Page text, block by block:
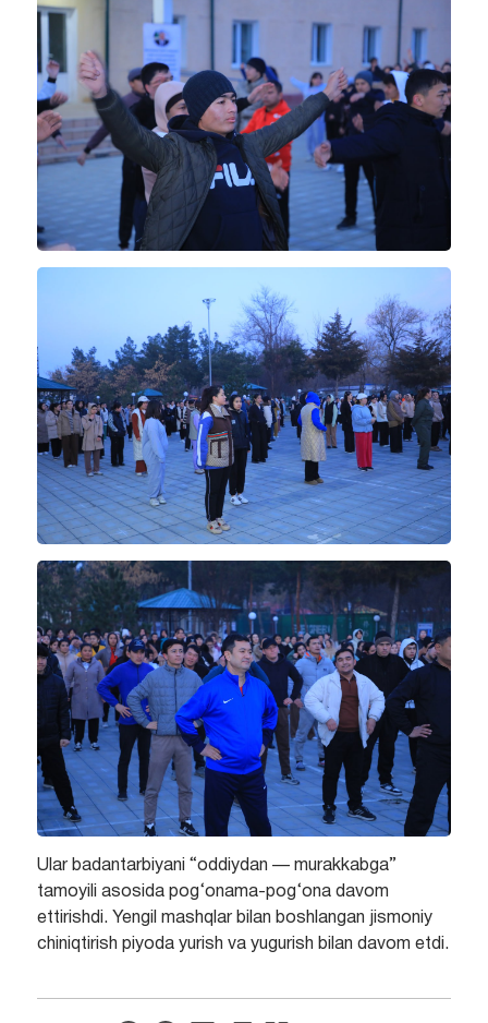
Ular badantarbiyani “oddiydan — murakkabga”
tamoyili asosida pog‘onama-pog‘ona davom
ettirishdi. Yengil mashqlar bilan boshlangan jismoniy
chiniqtirish piyoda yurish va yugurish bilan davom etdi.